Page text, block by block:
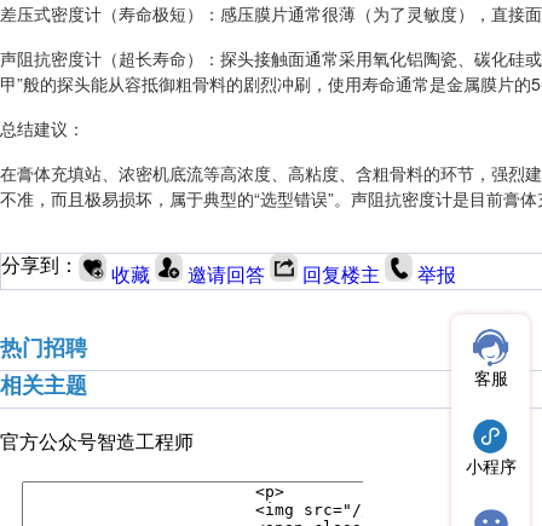
差压式密度计（寿命极短）：感压膜片通常很薄（为了灵敏度），直接
声阻抗密度计（超长寿命）：探头接触面通常采用氧化铝陶瓷、碳化硅
甲”般的探头能从容抵御粗骨料的剧烈冲刷，使用寿命通常是金属膜片的
总结建议：
在膏体充填站、浓密机底流等高浓度、高粘度、含粗骨料的环节，强烈
不准，而且极易损坏，属于典型的“选型错误”。声阻抗密度计是目前膏
分享到： 收藏 邀请回答 回复楼主 举报
热门招聘
相关主题
官方公众号智造工程师
客服
小程序